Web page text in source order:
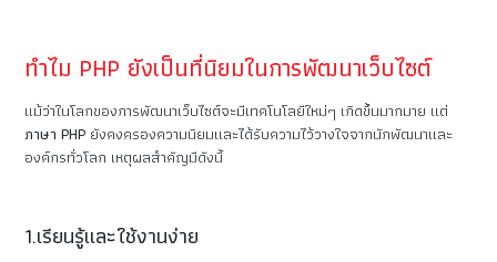
ทำไม PHP ยังเป็นที่นิยมในการพัฒนาเว็บไซต์
แม้ว่าในโลกของการพัฒนาเว็บไซต์จะมีเทคโนโลยีใหม่ๆ เกิดขึ้นมากมาย แต่
ภาษา PHP ยังคงครองความนิยมและได้รับความไว้วางใจจากนักพัฒนาและ
องค์กรทั่วโลก เหตุผลสำคัญมีดังนี้
1.เรียนรู้และใช้งานง่าย